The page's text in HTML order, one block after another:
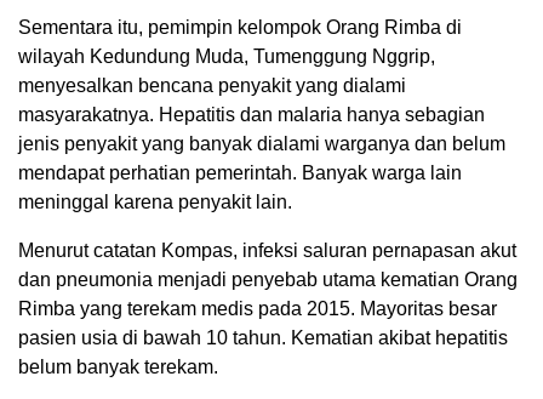
Sementara itu, pemimpin kelompok Orang Rimba di
wilayah Kedundung Muda, Tumenggung Nggrip,
menyesalkan bencana penyakit yang dialami
masyarakatnya. Hepatitis dan malaria hanya sebagian
jenis penyakit yang banyak dialami warganya dan belum
mendapat perhatian pemerintah. Banyak warga lain
meninggal karena penyakit lain.
Menurut catatan Kompas, infeksi saluran pernapasan akut
dan pneumonia menjadi penyebab utama kematian Orang
Rimba yang terekam medis pada 2015. Mayoritas besar
pasien usia di bawah 10 tahun. Kematian akibat hepatitis
belum banyak terekam.